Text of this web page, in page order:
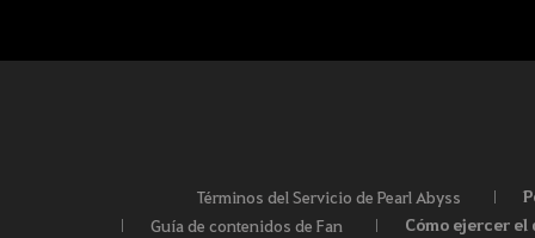
Términos del Servicio de Pearl Abyss
Guía de contenidos de Fan
Cómo ejercer